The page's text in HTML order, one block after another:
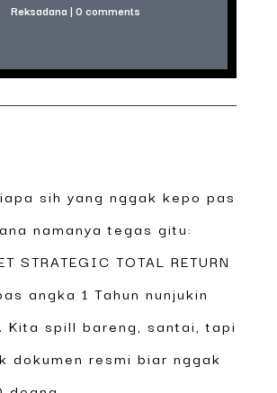
Reksadana | 0 comments
sih yang nggak kepo pas
namanya tegas gitu:
STRATEGIC TOTAL RETURN
angka 1 Tahun nunjukin
Kita spill bareng, santai, tapi
dokumen resmi biar nggak